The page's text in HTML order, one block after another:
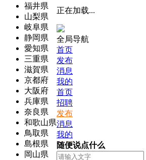
福井県
山梨県
岐阜県
静岡県
愛知県
三重県
滋賀県
京都府
大阪府
兵庫県
奈良県
和歌山県
鳥取県
島根県
岡山県
正在加载...
全局导航
首页
发布
消息
我的
首页
招聘
发布
消息
我的
随便说点什么